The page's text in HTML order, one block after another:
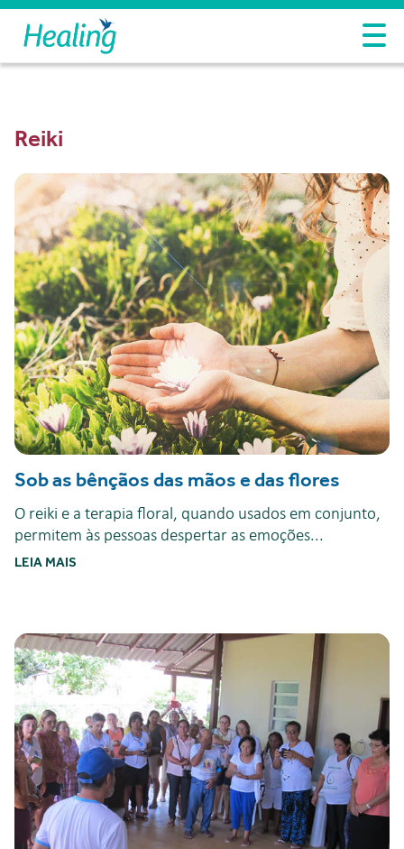
Reiki
Sob as bênçãos das mãos e das flores
O reiki e a terapia floral, quando usados em conjunto,
permitem às pessoas despertar as emoções...
LEIA MAIS